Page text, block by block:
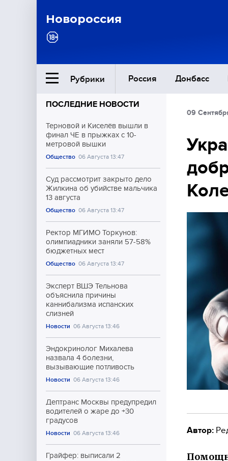
Новороссия
Рубрики Россия Донбасс
Ближний Восток
Общество
Культура
ПОСЛЕДНИЕ НОВОСТИ
Терновой и Киселёв вышли в
финал ЧЕ в прыжках с 10-
метровой вышки
Общество 06 Августа 13:47
Суд рассмотрит закрыто дело
Жилкина об убийстве мальчика
13 августа
Общество 06 Августа 13:47
Ректор МГИМО Торкунов:
олимпиадники заняли 57-58%
бюджетных мест
Общество 06 Августа 13:47
Эксперт ВШЭ Тельнова
объяснила причины
каннибализма испанских
слизней
Новости 06 Августа 13:46
Эндокринолог Михалева
назвала 4 болезни,
вызывающие потливость
Новости 06 Августа 13:46
Дептранс Москвы предупредил
водителей о жаре до +30
градусов
Новости 06 Августа 13:46
Грайфер: выписали 2
09
Автор: